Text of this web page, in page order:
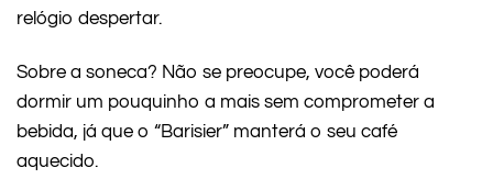
relógio despertar.
Sobre a soneca? Não se preocupe, você poderá
dormir um pouquinho a mais sem comprometer a
bebida, já que o “Barisier” manterá o seu café
aquecido.